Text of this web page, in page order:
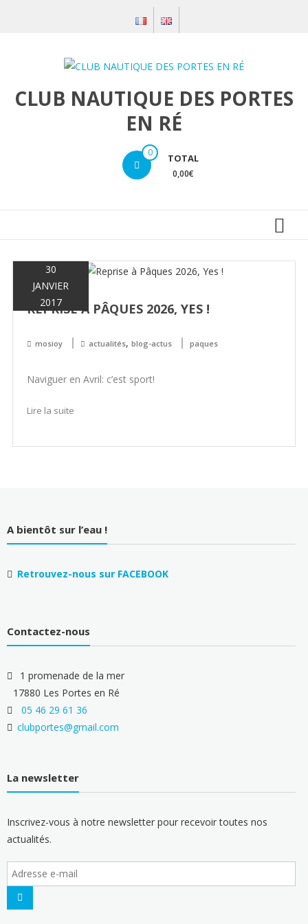
CLUB NAUTIQUE DES PORTES
EN RÉ
0 TOTAL
0,00€
30
JANVIER
2017
REPRISE À PÂQUES 2026, YES !
mosioy actualités, blog-actus paques
Naviguer en Avril: c’est sport!
Lire la suite
A bientôt sur l’eau !
Retrouvez-nous sur FACEBOOK
Contactez-nous
1 promenade de la mer
17880 Les Portes en Ré
05 46 29 61 36
clubportes@gmail.com
La newsletter
Inscrivez-vous à notre newsletter pour recevoir toutes nos
actualités.